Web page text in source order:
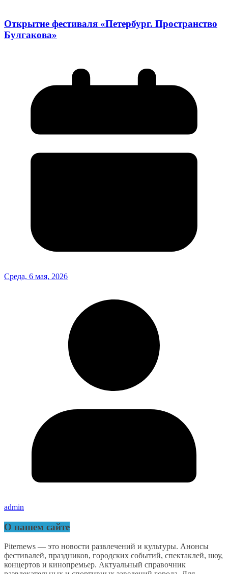
Открытие фестиваля «Петербург. Пространство
Булгакова»
Среда, 6 мая, 2026
admin
О нашем сайте
Piternews — это новости развлечений и культуры. Анонсы
фестивалей, праздников, городских событий, спектаклей, шоу,
концертов и кинопремьер. Актуальный справочник